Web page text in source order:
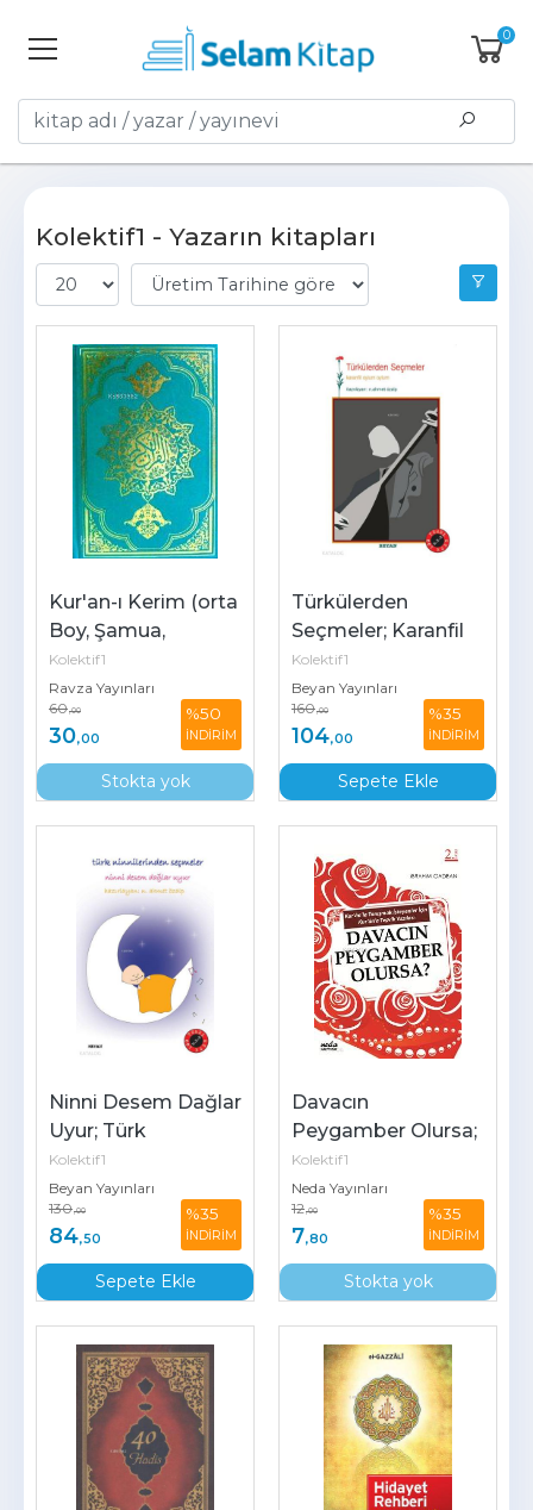
0
Kolektif1 - Yazarın kitapları
Stokta yok
Kur'an-ı Kerim (orta
Boy, Şamua,
Bilgisayar Hatlı)
Kolektif1
Ravza Yayınları
%50
İNDİRİM
60,00
30,00
Sepete Ekle
Türkülerden
Seçmeler; Karanfil
Oylum Oylum
Kolektif1
Beyan Yayınları
%35
İNDİRİM
160,00
104,00
Sepete Ekle
Ninni Desem Dağlar
Uyur; Türk
Ninnilerinden
Seçmeler
Kolektif1
Beyan Yayınları
%35
İNDİRİM
130,00
84,50
Stokta yok
Davacın
Peygamber Olursa;
Kur'an'la Tanışmak
İsteyenlere Kur'an
Teşvik...
Kolektif1
Neda Yayınları
%35
İNDİRİM
12,00
7,80